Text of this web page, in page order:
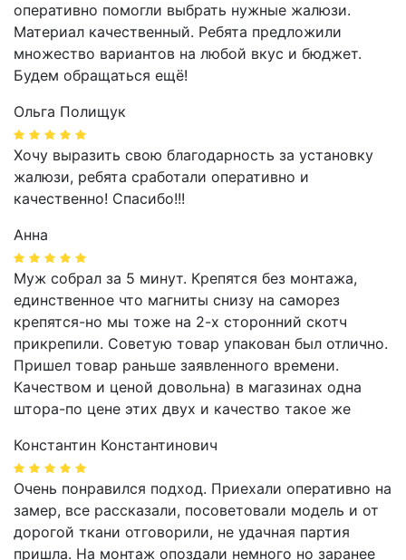
оперативно помогли выбрать нужные жалюзи.
Материал качественный. Ребята предложили
множество вариантов на любой вкус и бюджет.
Будем обращаться ещё!
Ольга Полищук
Хочу выразить свою благодарность за установку
жалюзи, ребята сработали оперативно и
качественно! Спасибо!!!
Анна
Муж собрал за 5 минут. Крепятся без монтажа,
единственное что магниты снизу на саморез
крепятся-но мы тоже на 2-х сторонний скотч
прикрепили. Советую товар упакован был отлично.
Пришел товар раньше заявленного времени.
Качеством и ценой довольна) в магазинах одна
штора-по цене этих двух и качество такое же
Константин Константинович
Очень понравился подход. Приехали оперативно на
замер, все рассказали, посоветовали модель и от
дорогой ткани отговорили, не удачная партия
пришла. На монтаж опоздали немного но заранее